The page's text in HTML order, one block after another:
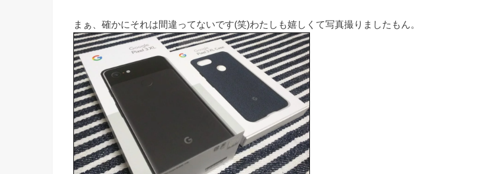
まぁ、確かにそれは間違ってないです(笑)わたしも嬉しくて写真撮りましたもん。